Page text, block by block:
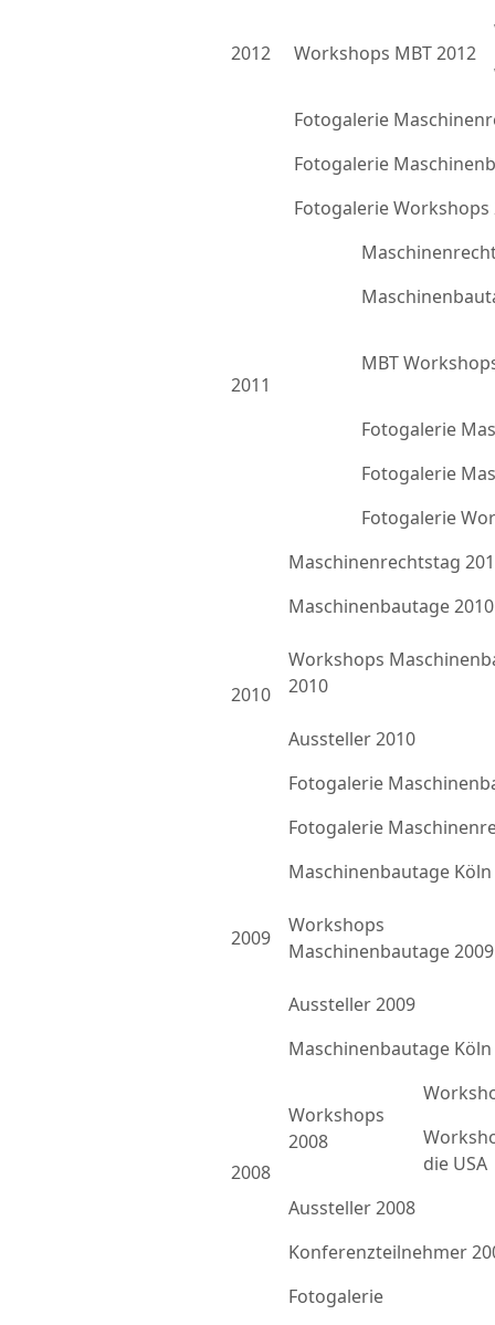
2012 Workshops MBT 2012
Fotogalerie
Fotogalerie
Fotogalerie Workshops
2011
MBT
Fotogalerie
Fotogalerie
Fotogalerie
2010
Maschinenrechtstag
Maschinenbautage 2010
Workshops
2010
Aussteller 2010
Fotogalerie
Fotogalerie
2009
Maschinenbautage Köln
Workshops
Maschinenbautage 2009
Aussteller 2009
2008
Maschinenbautage Köln
Workshops
2008
die USA
Aussteller 2008
Konferenzteilnehmer
Fotogalerie